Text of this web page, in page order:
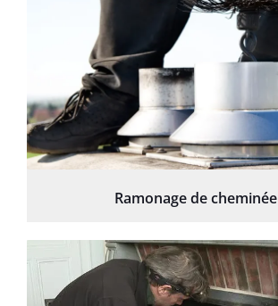
Ramonage de cheminée